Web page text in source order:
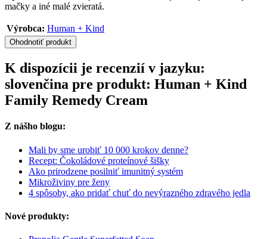
mačky a iné malé zvieratá.
Výrobca: Human + Kind
Ohodnotiť produkt
K dispozícii je recenzií v jazyku:
slovenčina pre produkt: Human + Kind
Family Remedy Cream
Z nášho blogu:
Mali by sme urobiť 10 000 krokov denne?
Recept: Čokoládové proteínové šišky
Ako prirodzene posilniť imunitný systém
Mikroživiny pre ženy
4 spôsoby, ako pridať chuť do nevýrazného zdravého jedla
Nové produkty: